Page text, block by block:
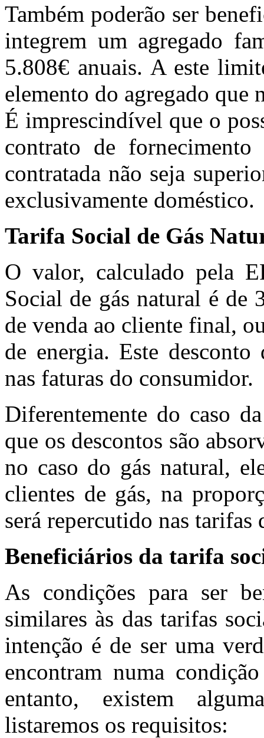
Também poderão ser
integrem um agregado
5.808€ anuais. A este
elemento do agregado que
É imprescindível que o
contrato de
contratada não seja
exclusivamente doméstico.
Tarifa Social de Gás
O valor, calculado pela
Social de gás natural é de
de venda ao cliente final,
de energia. Este
nas faturas do consumidor.
Diferentemente do caso
que os descontos são
no caso do gás natural,
clientes de gás, na
será repercutido nas tarifas
Beneficiários da tarifa
As condições para ser
similares às das tarifas
intenção é de ser uma
encontram numa
entanto, existem
listaremos os requisitos: